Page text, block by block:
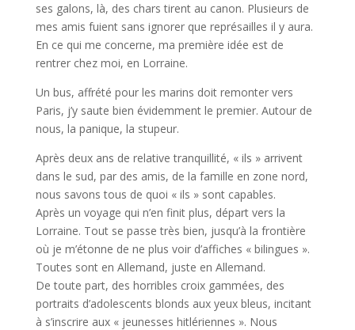
ses galons, là, des chars tirent au canon. Plusieurs de
mes amis fuient sans ignorer que représailles il y aura.
En ce qui me concerne, ma première idée est de
rentrer chez moi, en Lorraine.
Un bus, affrété pour les marins doit remonter vers
Paris, j’y saute bien évidemment le premier. Autour de
nous, la panique, la stupeur.
Après deux ans de relative tranquillité, « ils » arrivent
dans le sud, par des amis, de la famille en zone nord,
nous savons tous de quoi « ils » sont capables.
Après un voyage qui n’en finit plus, départ vers la
Lorraine. Tout se passe très bien, jusqu’à la frontière
où je m’étonne de ne plus voir d’affiches « bilingues ».
Toutes sont en Allemand, juste en Allemand.
De toute part, des horribles croix gammées, des
portraits d’adolescents blonds aux yeux bleus, incitant
à s’inscrire aux « jeunesses hitlériennes ». Nous